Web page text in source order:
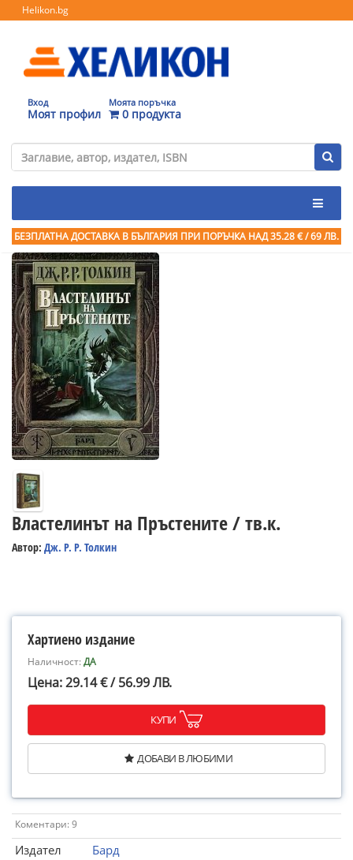
Helikon.bg
Вход
Моят профил
Моята поръчка
0 продукта
БЕЗПЛАТНА ДОСТАВКА В БЪЛГАРИЯ ПРИ ПОРЪЧКА НАД 35.28 € / 69 ЛВ.
Властелинът на Пръстените / тв.к.
Автор: Дж. Р. Р. Толкин
Хартиено издание
Наличност:ДА
Цена: 29.14 € / 56.99 ЛВ.
КУПИ
ДОБАВИ В ЛЮБИМИ
Коментари: 9
Издател
Бард